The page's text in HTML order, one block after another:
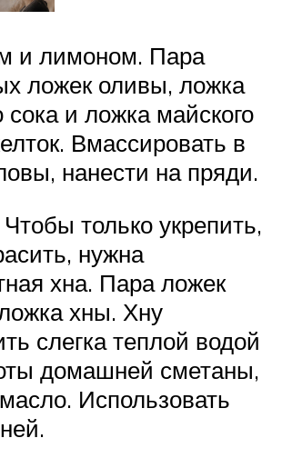
и лимоном. Пара
ложек оливы, ложка
сока и ложка майского
Вмассировать в
нанести на пряди.
только укрепить,
нужна
хна. Пара ложек
хны. Хну
слегка теплой водой
домашней сметаны,
Использовать